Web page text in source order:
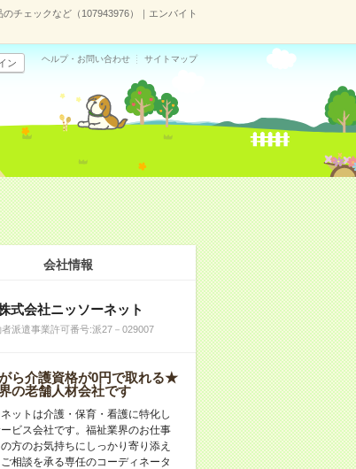
チェックなど（107943976）｜エンバイト
ン ヘルプ・お問い合わせ サイトマップ
会社情報
式会社ニッソーネット
派遣事業許可番号:派27－029007
ら介護資格が0円で取れる★
の老舗人材会社です
ットは介護・保育・看護に特化し
ビス会社です。福祉業界のお仕事
方のお気持ちにしっかり寄り添え
相談を承る専任のコーディネータ